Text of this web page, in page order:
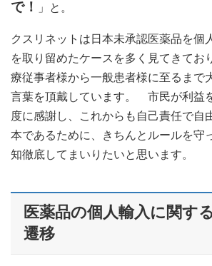
で！
」と。
クスリネットは日本未承認医薬品を個
を取り留めたケースを多く見てきてお
療従事者様から一般患者様に至るまで
言葉を頂戴しています。 市民が利益
度に感謝し、これからも自己責任で自
本であるために、きちんとルールを守
知徹底してまいりたいと思います。
医薬品の個人輸入に関す
遷移